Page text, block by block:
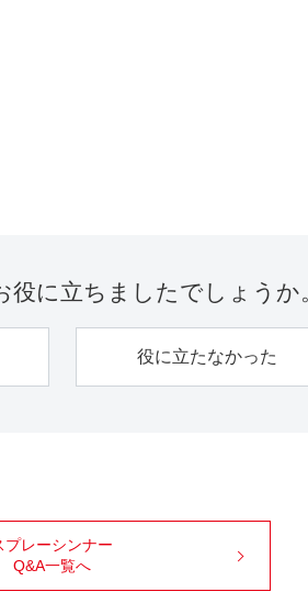
役に立ちましたでしょうか
役に立たなかった
プレーシンナー
Q&A一覧へ